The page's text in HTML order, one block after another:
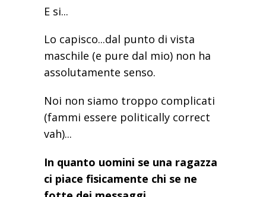
E si...
Lo capisco...dal punto di vista
maschile (e pure dal mio) non ha
assolutamente senso.
Noi non siamo troppo complicati
(fammi essere politically correct
vah)...
In quanto uomini se una ragazza
ci piace fisicamente chi se ne